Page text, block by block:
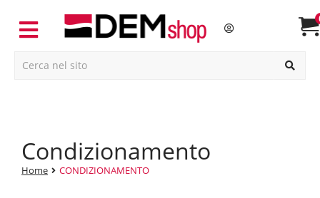
condizionamento
Home CONDIZIONAMENTO